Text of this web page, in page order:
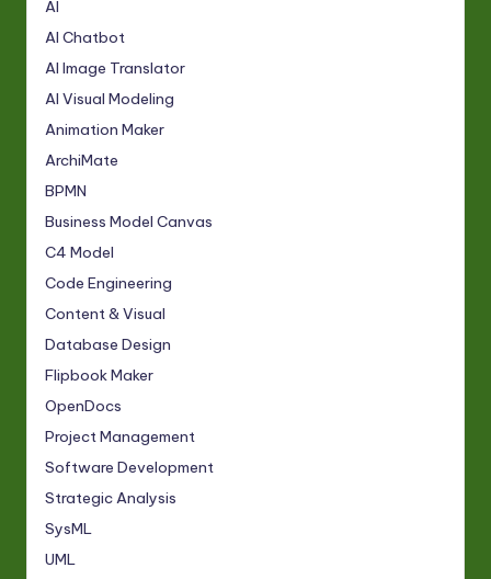
AI
AI Chatbot
AI Image Translator
AI Visual Modeling
Animation Maker
ArchiMate
BPMN
Business Model Canvas
C4 Model
Code Engineering
Content & Visual
Database Design
Flipbook Maker
OpenDocs
Project Management
Software Development
Strategic Analysis
SysML
UML